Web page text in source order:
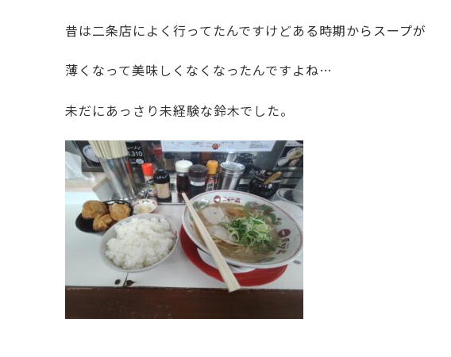
昔は二条店によく行ってたんですけどある時期からスープが
薄くなって美味しくなくなったんですよね…
未だにあっさり未経験な鈴木でした。